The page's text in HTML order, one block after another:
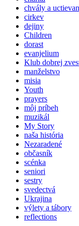
chvály a
cirkev
dejiny
Children
dorast
evanjelium
Klub dobrej
manželstvo
misia
Youth
prayers
môj príbeh
muzikál
My Story
naša história
Nezaradené
občasník
scénka
seniori
sestry
svedectvá
Ukrajina
výlety a tábory
reflections